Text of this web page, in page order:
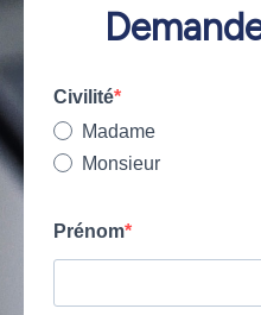
Civilité
Madame
Monsieur
Prénom